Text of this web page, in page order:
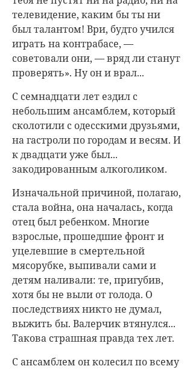
телевидение, каким бы ты ни
был талантом! Ври, будто учился
играть на контрабасе, —
советовали они, — вряд ли станут
проверять». Ну он и врал...
С семнадцати лет ездил с
небольшим ансамблем, который
сколотили с одесскими друзьями,
на гастроли по городам и весям. И
к двадцати уже был...
закодированным алкоголиком.
Изначальной причиной, полагаю,
стала война, она началась, когда
отец был ребенком. Многие
взрослые, прошедшие фронт и
уцелевшие в смертельной
мясорубке, выпивали сами и
детям наливали: те, пригубив,
хотя бы не выли от голода. О
последствиях никто не думал,
выжить бы. Валерчик втянулся...
Такова страшная правда тех лет.
С ансамблем он колесил по всему